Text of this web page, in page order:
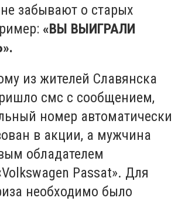
забывают о старых
«ВЫ ВЫИГРАЛИ
из жителей Славянска
смс с сообщением,
номер автоматически
в акции, а мужчина
обладателем
Passat». Для
необходимо было